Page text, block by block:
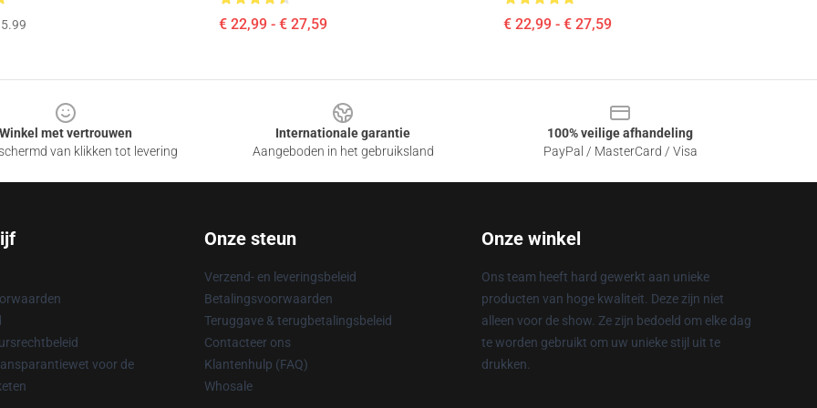
€ 22,99 - € 27,59 € 22,99 - € 27,59
Winkel met vertrouwen
van klikken tot levering
Internationale garantie
Aangeboden in het gebruiksland
100% veilige afhandeling
PayPal / MasterCard / Visa
voor de
Onze steun
Verzend- en leveringsbeleid
Betalingsvoorwaarden
Teruggave & terugbetalingsbeleid
Contacteer ons
Klantenhulp (FAQ)
Whosale
Onze winkel
Ons team heeft hard gewerkt aan unieke
producten van hoge kwaliteit. Deze zijn niet
alleen voor de show. Ze zijn bedoeld om elke dag
te worden gebruikt om uw unieke stijl uit te
drukken.